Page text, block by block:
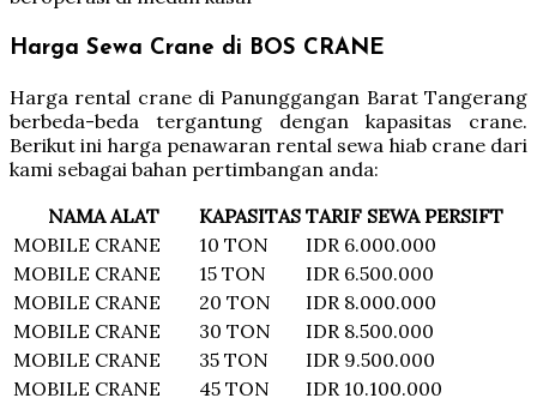
Harga Sewa Crane di BOS CRANE
Harga rental crane di Panunggangan Barat Tangerang
berbeda-beda tergantung dengan kapasitas crane.
Berikut ini harga penawaran rental sewa hiab crane dari
kami sebagai bahan pertimbangan anda:
NAMA ALAT
KAPASITAS TARIF SEWA PERSIFT
MOBILE CRANE
10 TON
IDR 6.000.000
MOBILE CRANE
15 TON
IDR 6.500.000
MOBILE CRANE
20 TON
IDR 8.000.000
MOBILE CRANE
30 TON
IDR 8.500.000
MOBILE CRANE
35 TON
IDR 9.500.000
MOBILE CRANE
45 TON
IDR 10.100.000